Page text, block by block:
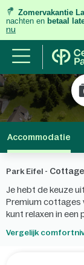
Zomervakantie
nachten en betaal
nu
Accommodatie
Park Eifel -
Je hebt de keuze
Premium cottages
kunt relaxen in een
Vergelijk